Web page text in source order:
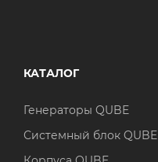
КАТАЛОГ
Генераторы QUBE
Системный блок QUBE